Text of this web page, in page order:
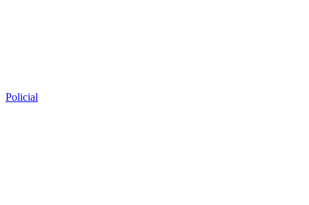
Policial